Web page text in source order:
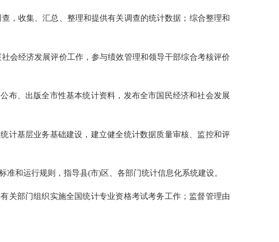
，收集、汇总、整理和提供有关调查的统计数据；综合整理和
会经济发展评价工作，参与绩效管理和领导干部综合考核评价
布、出版全市性基本统计资料，发布全市国民经济和社会发展
计基层业务基础建设，建立健全统计数据质量审核、监控和评
准和运行规则，指导县(市)区、各部门统计信息化系统建设。
关部门组织实施全国统计专业资格考试考务工作；监督管理由